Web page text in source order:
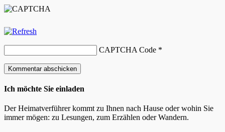
CAPTCHA Code *
Ich möchte Sie einladen
Der Heimatverführer kommt zu Ihnen nach Hause oder wohin Sie
immer mögen: zu Lesungen, zum Erzählen oder Wandern.